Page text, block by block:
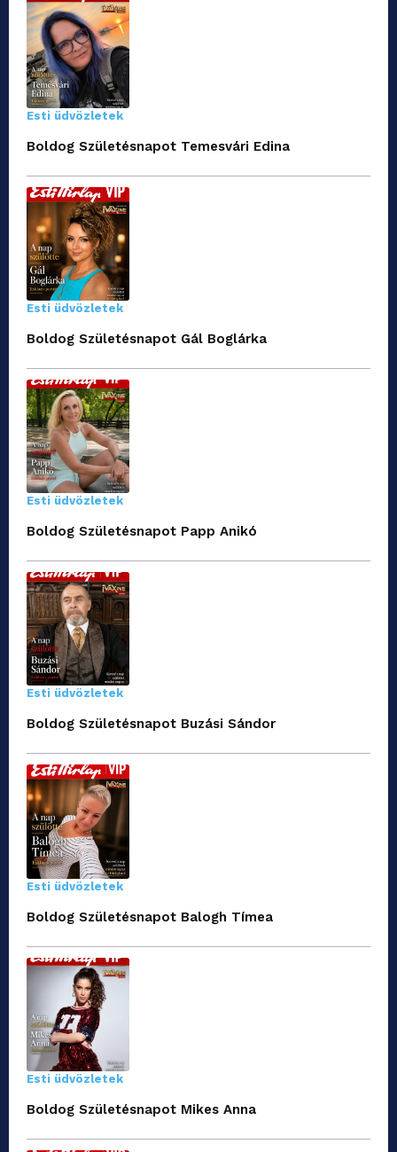
Esti üdvözletek
Boldog Születésnapot Temesvári Edina
Esti üdvözletek
Boldog Születésnapot Gál Boglárka
Esti üdvözletek
Boldog Születésnapot Papp Anikó
Esti üdvözletek
Boldog Születésnapot Buzási Sándor
Esti üdvözletek
Boldog Születésnapot Balogh Tímea
Esti üdvözletek
Boldog Születésnapot Mikes Anna